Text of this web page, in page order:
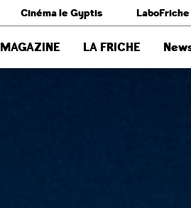
Cinéma le Gyptis LaboFriche
MAGAZINE LA FRICHE